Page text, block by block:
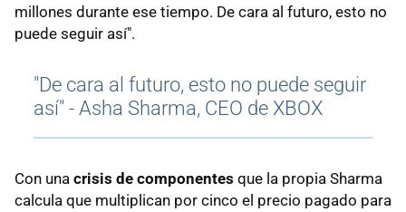
millones durante ese tiempo. De cara al futuro, esto no
puede seguir así".
"De cara al futuro, esto no puede seguir
así" - Asha Sharma, CEO de XBOX
Con una crisis de componentes que la propia Sharma
calcula que multiplican por cinco el precio pagado para